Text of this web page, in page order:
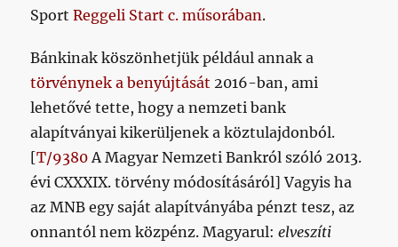
SportReggeli Start c. műsorában.
Bánkinak köszönhetjük például annak a
törvénynek a benyújtását 2016-ban, ami
lehetővé tette, hogy a nemzeti bank
alapítványai kikerüljenek a köztulajdonból.
[T/9380A Magyar Nemzeti Bankról szóló 2013.
évi CXXXIX. törvény módosításáról] Vagyis ha
az MNB egy saját alapítványába pénzt tesz, az
onnantól nem közpénz. Magyarul:elveszíti